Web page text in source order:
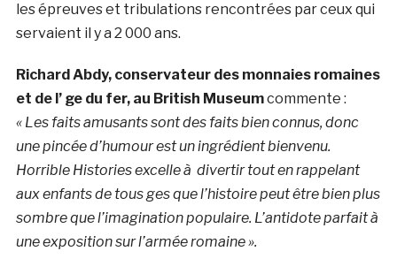
les épreuves et tribulations rencontrées par ceux qui
servaient il y a 2 000 ans.
Richard Abdy, conservateur des monnaies romaines
et de l’ ge du fer, au British Museumcommente :
« Les faits amusants sont des faits bien connus, donc
une pincée d’humour est un ingrédient bienvenu.
Horrible Histories excelle à divertir tout en rappelant
aux enfants de tous ges que l’histoire peut être bien plus
sombre que l’imagination populaire. L’antidote parfait à
une exposition sur l’armée romaine ».